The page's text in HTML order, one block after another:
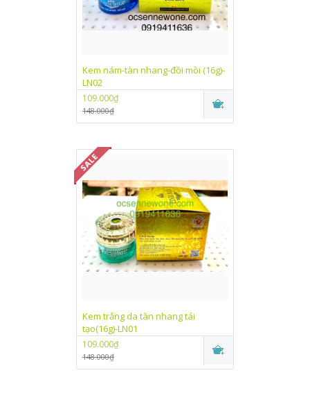
Kem nám-tàn nhang-đồi mồi (16g)-
LN02
109.000₫
148.000₫
Kem trắng da tàn nhang tái
tạo(16g)-LN01
109.000₫
148.000₫